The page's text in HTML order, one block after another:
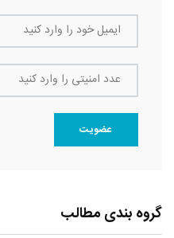
ایمیل خود را وارد کنید
عدد امنیتی را وارد کنید
عضویت
گروه بندی مطالب